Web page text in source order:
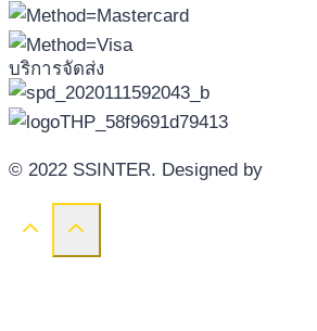
บริการจัดส่ง
© 2022 SSINTER. Designed by